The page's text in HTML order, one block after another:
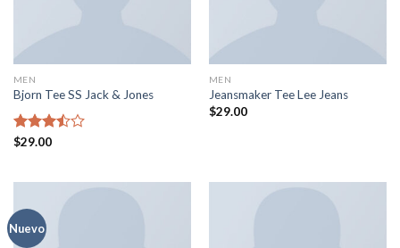
MEN
Bjorn Tee SS Jack & Jones
Valorado
$29.00
MEN
Jeansmaker Tee Lee Jeans
$29.00
Nuevo